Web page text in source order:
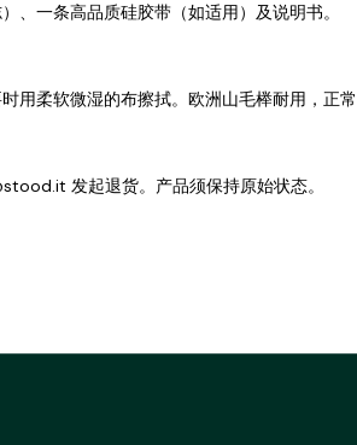
、一条高品质硅胶带（如适用）及说明书。
用柔软微湿的布擦拭。欧洲山毛榉耐用，正
发起退货。产品须保持原始状态。